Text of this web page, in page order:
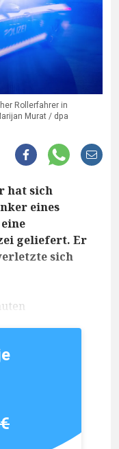
Rollerfahrer in
Murat / dpa
hat sich
eines
geliefert. Er
sich